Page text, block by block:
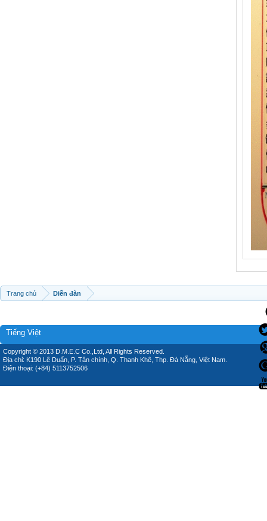
Trang chủ Diễn đàn
Tiếng Việt
Copyright © 2013 D.M.E.C Co.,Ltd, All Rights Reserved.
Địa chỉ: K190 Lê Duẩn, P. Tân chính, Q. Thanh Khê, Thp. Đà Nẵng, Việt Nam.
Điện thoại: (+84) 5113752506